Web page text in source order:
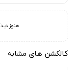
هنوز
کالکشن های مشابه